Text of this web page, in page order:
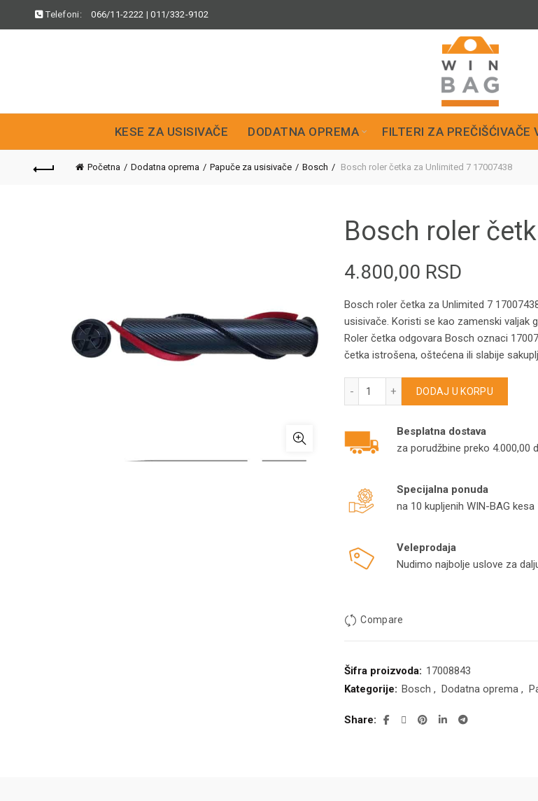
Telefoni: 066/11-2222 |011/332-9102
KESE ZA USISIVAČE DODATNA OPREMA FILTERI ZA PREČIŠĆIVAČE
Početna Dodatna oprema Papuče za usisivače Bosch Bosch roler četka za Unlimited 7 17007438
Bosch roler
4.800,00 RSD
Bosch roler četka za Unlimited 7
usisivače. Koristi se kao zamenski valjak
Roler četka odgovara Bosch oznaci
četka istrošena, oštećena ili slabije
DODAJ U KORPU
Besplatna dostava
za porudžbine preko 4.000,00
Specijalna ponuda
na 10 kupljenih WIN-BAG
Veleprodaja
Nudimo najbolje uslove za
Compare
Šifra proizvoda: 17008843
Kategorije: Bosch , Dodatna oprema ,
Share